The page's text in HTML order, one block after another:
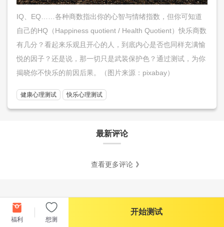
IQ、EQ……各种商数指出你的心智与情绪指数，但你可知道
自己的HQ（Happiness quotient / Health Quotient）快乐商数
有几分？看起来乐观且开心的人，到底内心是否也同样充满愉
悦的因子？还是说，那一切只是武装保护色？通过测试，为你
揭晓你不快乐的前因后果。（图片来源：pixabay）
健康心理测试 快乐心理测试
最新评论
查看更多评论
福利 想测
开始测试